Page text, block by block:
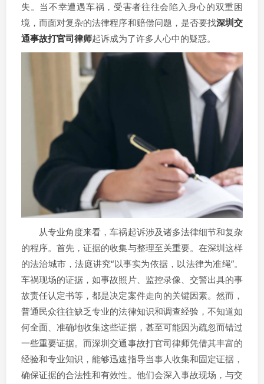
失。当不幸遭遇车祸，受害者往往会陷入身心的双重困
境，而面对复杂的法律程序和赔偿问题，是否要找深圳交
通事故打官司律师起诉成为了许多人心中的疑惑。
从专业角度来看，车祸起诉涉及诸多法律细节和复杂
的程序。首先，证据的收集与整理至关重要。在深圳这样
的法治城市，法庭讲究“以事实为依据，以法律为准绳”。
车祸现场的证据，如事故照片、监控录像、交警出具的事
故责任认定书等，都是决定案件走向的关键因素。然而，
普通民众往往缺乏专业的法律知识和调查经验，不知道如
何全面、准确地收集这些证据，甚至可能因为疏忽而错过
一些重要证据。而深圳交通事故打官司律师凭借其丰富的
经验和专业知识，能够迅速指导当事人收集和固定证据，
确保证据的合法性和有效性。他们会深入事故现场，与交